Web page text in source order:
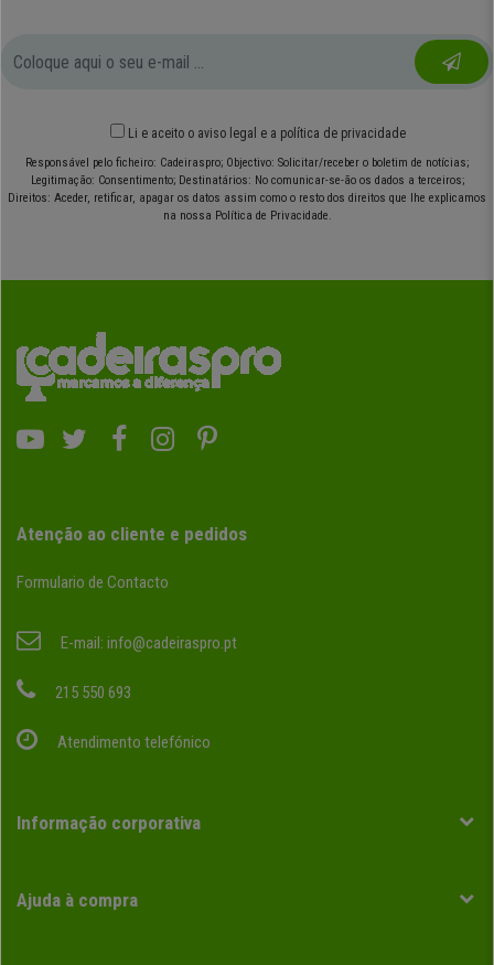
Li e aceito o aviso legal e a política de privacidade
Responsável pelo ficheiro: Cadeiraspro; Objectivo: Solicitar/receber o boletim de notícias;
Legitimação: Consentimento; Destinatários: No comunicar-se-ão os dados a terceiros;
Direitos: Aceder, retificar, apagar os datos assim como o resto dos direitos que lhe explicamos
na nossa Política de Privacidade.
Atenção ao cliente e pedidos
Formulario de Contacto
E-mail: info@cadeiraspro.pt
215 550 693
Atendimento telefónico
Informação corporativa
Ajuda à compra